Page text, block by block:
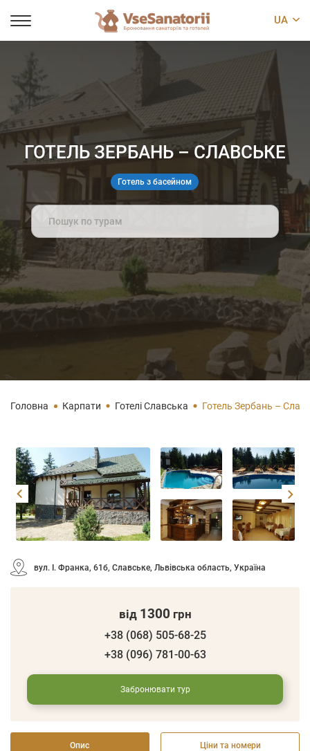
UA
ГОТЕЛЬ ЗЕРБАНЬ – СЛАВСЬКЕ
Готель з басейном
Search
for:
Головна Карпати Готелі Славська Готель Зербань –
Опис Ціни та номери
вул. І. Франка, 61б, Славське, Львівська область, Україна
від 1300 грн
+38 (068) 505-68-25
+38 (096) 781-00-63
Забронювати тур